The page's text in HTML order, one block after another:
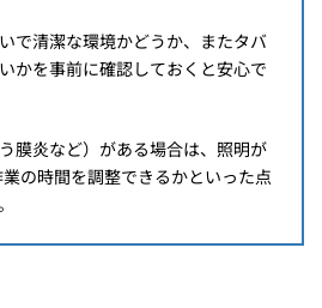
で清潔な環境かどうか、またタバ
かを事前に確認しておくと安心で
膜炎など）がある場合は、照明が
の時間を調整できるかといった点